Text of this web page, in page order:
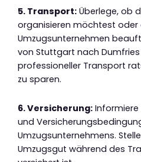
5. Transport: Überlege, ob
organisieren möchtest oder
Umzugsunternehmen
von Stuttgart nach
professioneller Transport
zu sparen.
6. Versicherung:
und
Umzugsunternehmens.
Umzugsgut während des